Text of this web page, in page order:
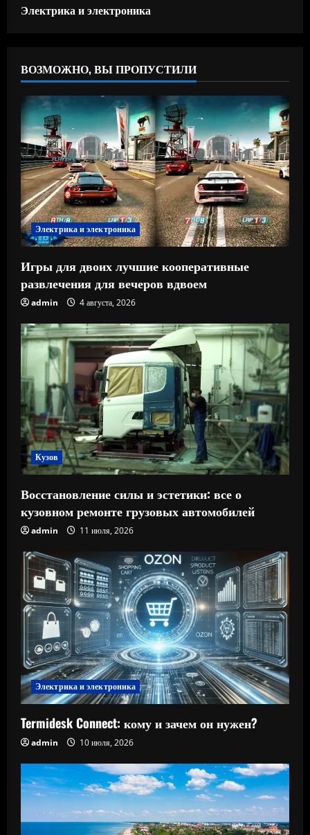
Электрика и электроника
ВОЗМОЖНО, ВЫ ПРОПУСТИЛИ
Электрика и электроника
Игры для двоих лучшие кооперативные
развлечения для вечеров вдвоем
admin 4 августа, 2026
Кузов
Восстановление силы и эстетики: все о
кузовном ремонте грузовых автомобилей
admin 11 июля, 2026
Электрика и электроника
Termidesk Connect: кому и зачем он нужен?
admin 10 июля, 2026